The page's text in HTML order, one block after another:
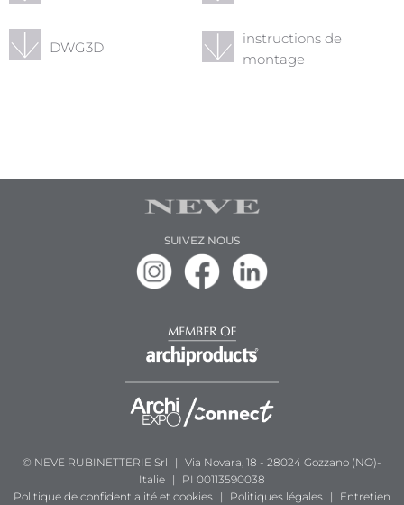
DWG3D
instructions de
montage
SUIVEZ NOUS
© NEVE RUBINETTERIE Srl | Via Novara, 18 - 28024 Gozzano (NO)-
Italie |
PI 00113590038
Politique de confidentialité et cookies | Politiques légales | Entretien